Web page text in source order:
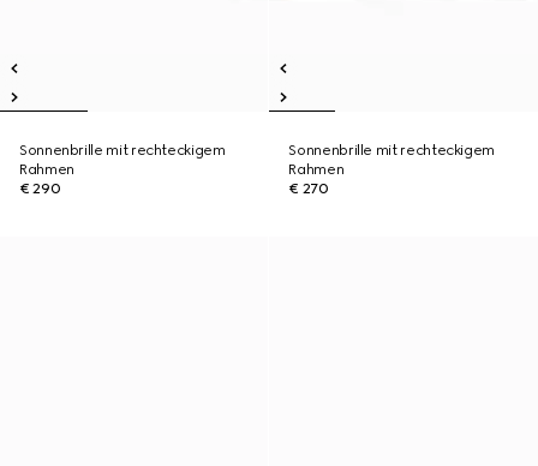
Sonnenbrille mit rechteckigem
Rahmen
€ 290
Sonnenbrille mit rechteckigem
Rahmen
€ 270